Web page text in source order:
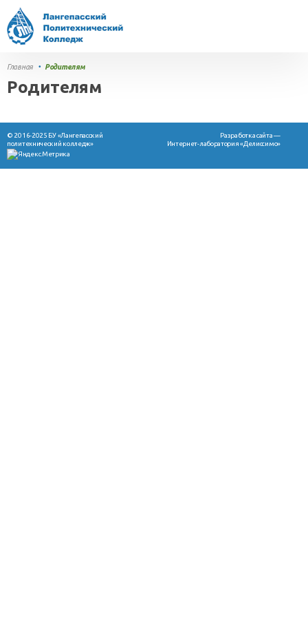
Главная • Родителям
Родителям
© 2016-2025 БУ «Лангепасский
политехнический колледж»
Разработка сайта —
Интернет-лаборатория «Делиссимо»